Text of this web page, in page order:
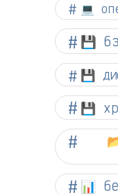
💻
💾
💾
💾
📊